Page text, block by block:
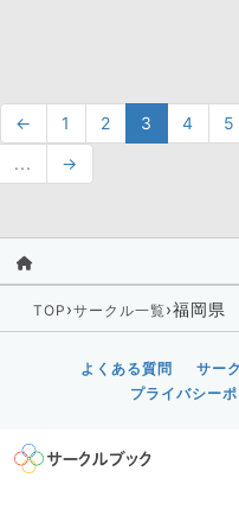
← 1 2 3 4 5
...
→
TOP ›サークル一覧›福岡県
よくある質問 サー
プライバシー